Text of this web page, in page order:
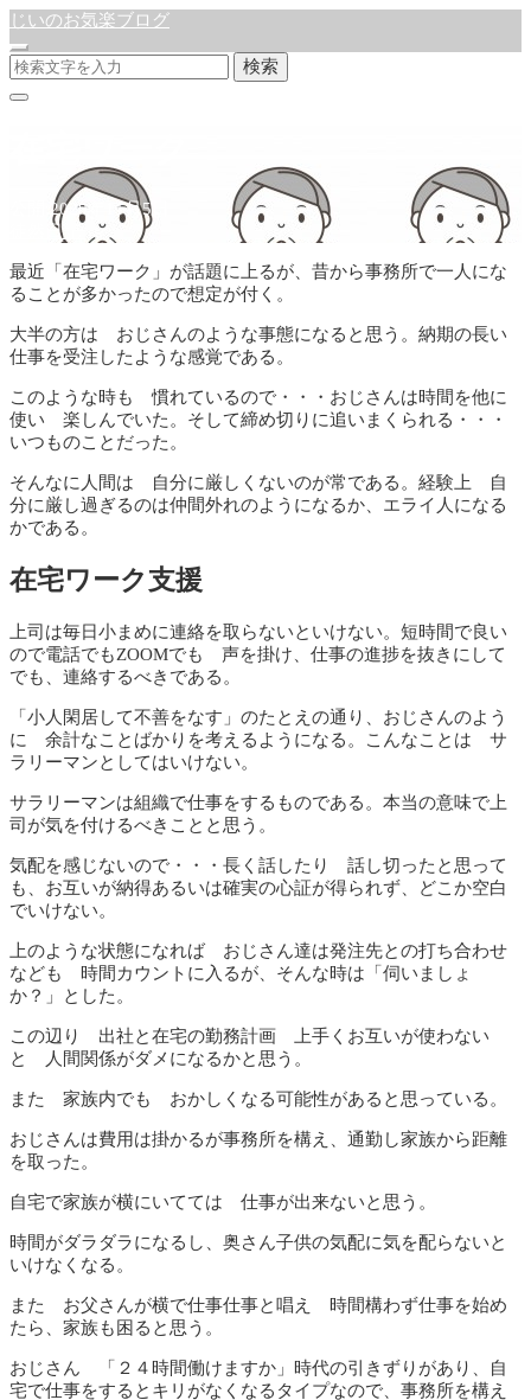
じいのお気楽ブログ
検索
公開:2020年11月5日
徒然日記
最近「在宅ワーク」が話題に上るが、昔から事務所で一人にな
ることが多かったので想定が付く。
大半の方は おじさんのような事態になると思う。納期の長い
仕事を受注したような感覚である。
このような時も 慣れているので・・・おじさんは時間を他に
使い 楽しんでいた。そして締め切りに追いまくられる・・・
いつものことだった。
そんなに人間は 自分に厳しくないのが常である。経験上 自
分に厳し過ぎるのは仲間外れのようになるか、エライ人になる
かである。
在宅ワーク支援
上司は毎日小まめに連絡を取らないといけない。短時間で良い
ので電話でもZOOMでも 声を掛け、仕事の進捗を抜きにして
でも、連絡するべきである。
「小人閑居して不善をなす」のたとえの通り、おじさんのよう
に 余計なことばかりを考えるようになる。こんなことは サ
ラリーマンとしてはいけない。
サラリーマンは組織で仕事をするものである。本当の意味で上
司が気を付けるべきことと思う。
気配を感じないので・・・長く話したり 話し切ったと思って
も、お互いが納得あるいは確実の心証が得られず、どこか空白
でいけない。
上のような状態になれば おじさん達は発注先との打ち合わせ
なども 時間カウントに入るが、そんな時は「伺いましょ
か？」とした。
この辺り 出社と在宅の勤務計画 上手くお互いが使わない
と 人間関係がダメになるかと思う。
また 家族内でも おかしくなる可能性があると思っている。
おじさんは費用は掛かるが事務所を構え、通勤し家族から距離
を取った。
自宅で家族が横にいてては 仕事が出来ないと思う。
時間がダラダラになるし、奥さん子供の気配に気を配らないと
いけなくなる。
また お父さんが横で仕事仕事と唱え 時間構わず仕事を始め
たら、家族も困ると思う。
おじさん 「２４時間働けますか」時代の引きずりがあり、自
宅で仕事をするとキリがなくなるタイプなので、事務所を構え